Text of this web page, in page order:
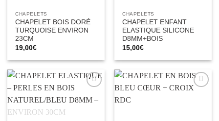
CHAPELETS
CHAPELET BOIS DORÉ
TURQUOISE ENVIRON
23CM
19,00€
CHAPELETS
CHAPELET ENFANT
ELASTIQUE SILICONE
D8MM+BOIS
15,00€
à la liste